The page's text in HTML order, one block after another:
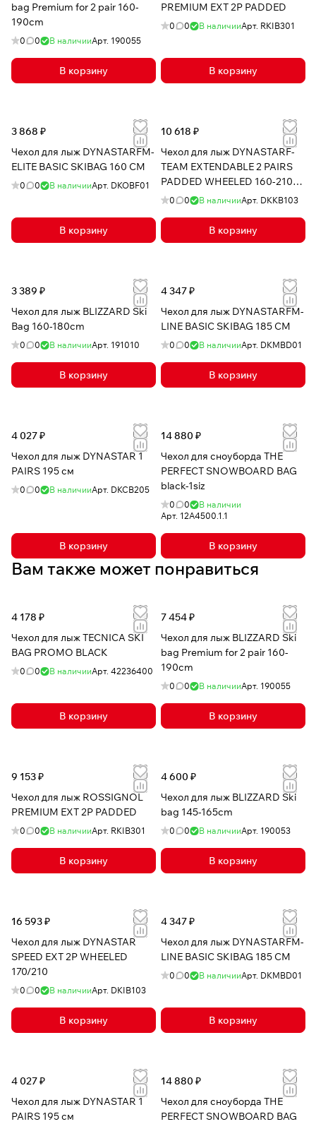
bag Premium for 2 pair 160-
190cm
0 0 В наличииАрт. 190055
В корзину
PREMIUM EXT 2P PADDED
0 0 В наличииАрт. RKIB301
В корзину
3 868 ₽
Чехол для лыж DYNASTARFM-
ELITE BASIC SKIBAG 160 CM
0 0 В наличииАрт. DKOBF01
В корзину
10 618 ₽
Чехол для лыж DYNASTARF-
TEAM EXTENDABLE 2 PAIRS
PADDED WHEELED 160-210
CM
0 0 В наличииАрт. DKKB103
В корзину
3 389 ₽
Чехол для лыж BLIZZARD Ski
Bag 160-180cm
0 0 В наличииАрт. 191010
В корзину
4 347 ₽
Чехол для лыж DYNASTARFM-
LINE BASIC SKIBAG 185 CM
0 0 В наличииАрт. DKMBD01
В корзину
4 027 ₽
Чехол для лыж DYNASTAR 1
PAIRS 195 см
0 0 В наличииАрт. DKCB205
В корзину
14 880 ₽
Чехол для сноуборда THE
PERFECT SNOWBOARD BAG
black-1siz
0 0
В наличии
Арт. 12A4500.1.1
В корзину
Вам также может понравиться
4 178 ₽
Чехол для лыж TECNICA SKI
BAG PROMO BLACK
0 0 В наличииАрт. 42236400
В корзину
7 454 ₽
Чехол для лыж BLIZZARD Ski
bag Premium for 2 pair 160-
190cm
0 0 В наличииАрт. 190055
В корзину
9 153 ₽
Чехол для лыж ROSSIGNOL
PREMIUM EXT 2P PADDED
0 0 В наличииАрт. RKIB301
В корзину
4 600 ₽
Чехол для лыж BLIZZARD Ski
bag 145-165cm
0 0 В наличииАрт. 190053
В корзину
16 593 ₽
Чехол для лыж DYNASTAR
SPEED EXT 2P WHEELED
170/210
0 0 В наличииАрт. DKIB103
В корзину
4 347 ₽
Чехол для лыж DYNASTARFM-
LINE BASIC SKIBAG 185 CM
0 0 В наличииАрт. DKMBD01
В корзину
4 027 ₽
Чехол для лыж DYNASTAR 1
PAIRS 195 см
14 880 ₽
Чехол для сноуборда THE
PERFECT SNOWBOARD BAG